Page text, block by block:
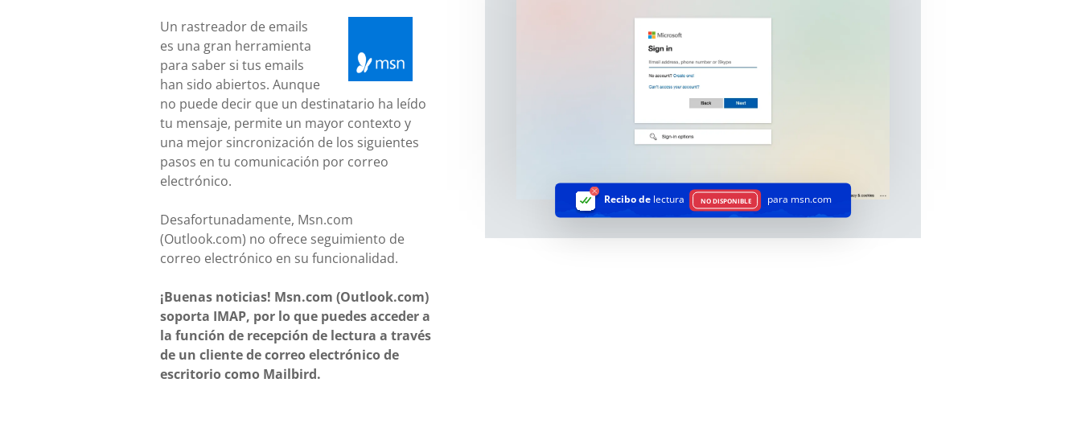
Un rastreador de emails
es una gran herramienta
para saber si tus emails
han sido abiertos. Aunque
no puede decir que un destinatario ha leído
tu mensaje, permite un mayor contexto y
una mejor sincronización de los siguientes
pasos en tu comunicación por correo
electrónico.
Desafortunadamente, Msn.com
(Outlook.com) no ofrece seguimiento de
correo electrónico en su funcionalidad.
¡Buenas noticias! Msn.com (Outlook.com)
soporta IMAP, por lo que puedes acceder a
la función de recepción de lectura a través
de un cliente de correo electrónico de
escritorio como Mailbird.
Recibo delectura NO DISPONIBLE para msn.com